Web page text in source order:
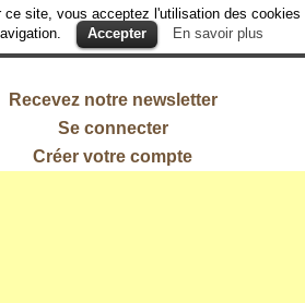
ce site, vous acceptez l'utilisation des cookies
Accepter En savoir plus
Recevez notre newsletter
Se connecter
Créer votre compte